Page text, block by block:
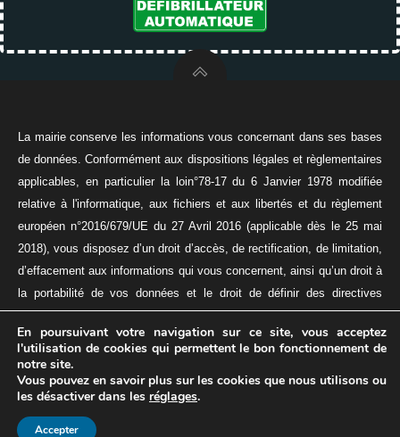
La mairie conserve les informations vous concernant dans ses bases
de données. Conformément aux dispositions légales et règlementaires
applicables, en particulier la loin°78-17 du 6 Janvier 1978 modifiée
relative à l'informatique, aux fichiers et aux libertés et du règlement
européen n°2016/679/UE du 27 Avril 2016 (applicable dès le 25 mai
2018), vous disposez d’un droit d’accès, de rectification, de limitation,
d’effacement aux informations qui vous concernent, ainsi qu’un droit à
la portabilité de vos données et le droit de définir des directives
relatives à la conservation, à l’effacement, et à la communication de
vos données à caractère personnel après votre décès.
© 2026 VILLE DE MAING
Mentions légales-Politique de protection des
données personnelles
En poursuivant votre navigation sur ce site, vous acceptez
l'utilisation de cookies qui permettent le bon fonctionnement de
notre site.
Vous pouvez en savoir plus sur les cookies que nous utilisons ou
les désactiver dans les réglages.
Accepter